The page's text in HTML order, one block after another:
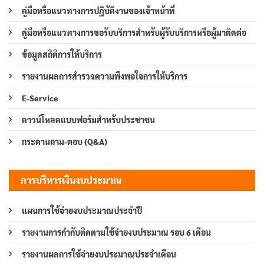
คู่มือหรือแนวทางการปฏิบัติงานของเจ้าหน้าที่
คู่มือหรือแนวทางการขอรับบริการสำหรับผู้รับบริการหรือผู้มาติดต่อ
ข้อมูลสถิติการให้บริการ
รายงานผลการสำรวจความพึงพอใจการให้บริการ
E-Service
ดาวน์โหลดแบบฟอร์มสำหรับประชาชน
กระดานถาม-ตอบ (Q&A)
การบริหารเงินงบประมาณ
แผนการใช้จ่ายงบประมาณประจำปี
รายงานการกำกับติดตามใช้จ่ายงบประมาณ รอบ 6 เดือน
รายงานผลการใช้จ่ายงบประมาณประจำเดือน